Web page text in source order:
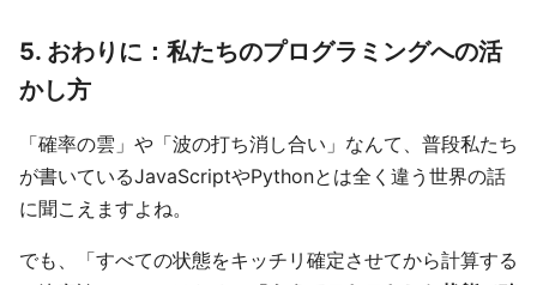
5. おわりに：私たちのプログラミングへの活
かし方
「確率の雲」や「波の打ち消し合い」なんて、普段私たち
が書いているJavaScriptやPythonとは全く違う世界の話
に聞こえますよね。
でも、「すべての状態をキッチリ確定させてから計算する